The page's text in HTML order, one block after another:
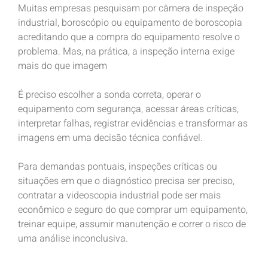
Muitas empresas pesquisam por câmera de inspeção
industrial, boroscópio ou equipamento de boroscopia
acreditando que a compra do equipamento resolve o
problema. Mas, na prática, a inspeção interna exige
mais do que imagem
É preciso escolher a sonda correta, operar o
equipamento com segurança, acessar áreas críticas,
interpretar falhas, registrar evidências e transformar as
imagens em uma decisão técnica confiável.
Para demandas pontuais, inspeções críticas ou
situações em que o diagnóstico precisa ser preciso,
contratar a videoscopia industrial pode ser mais
econômico e seguro do que comprar um equipamento,
treinar equipe, assumir manutenção e correr o risco de
uma análise inconclusiva.